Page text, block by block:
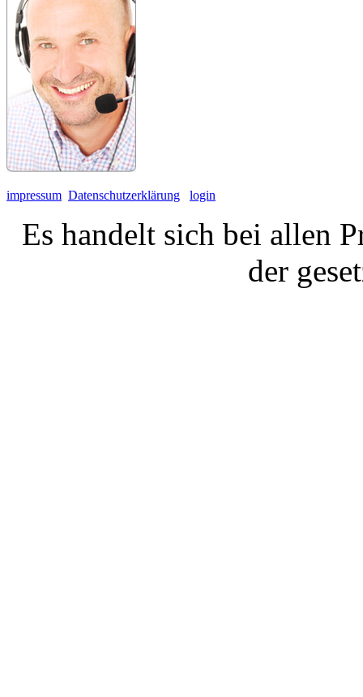
impressum Datenschutzerklärung login
Es handelt sich bei allen
der